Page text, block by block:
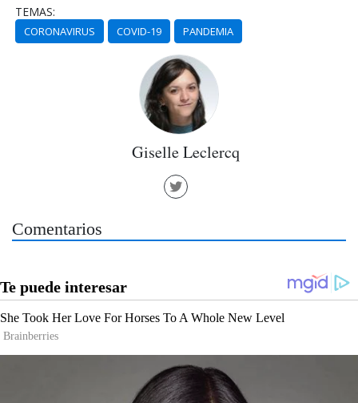
TEMAS:
CORONAVIRUS COVID-19 PANDEMIA
Giselle Leclercq
Comentarios